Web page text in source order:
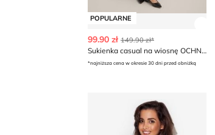
POPULARNE
99.90 zł 149.90 zł*
Sukienka casual na wiosnę OCHNIK
*najniższa cena w okresie 30 dni przed obniżką
Sukienka gorsetowa